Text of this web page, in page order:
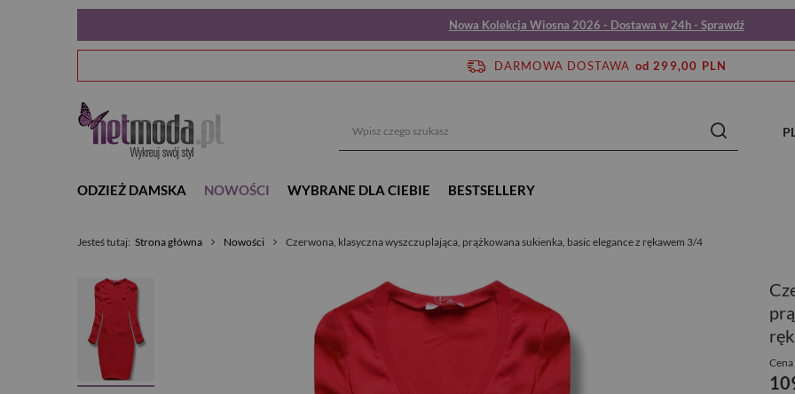
Nowa Kolekcja Wiosna 2026 - Dostawa w 24h - Sprawdź
DARMOWA DOSTAWA od 299,00 PLN
ODZIEŻ DAMSKA NOWOŚCI WYBRANE DLA CIEBIE BESTSELLERY
Jesteś tutaj: Strona główna Nowości Czerwona, klasyczna wyszczuplająca, prążkowana sukienka, basic elegance z rękawem 3/4